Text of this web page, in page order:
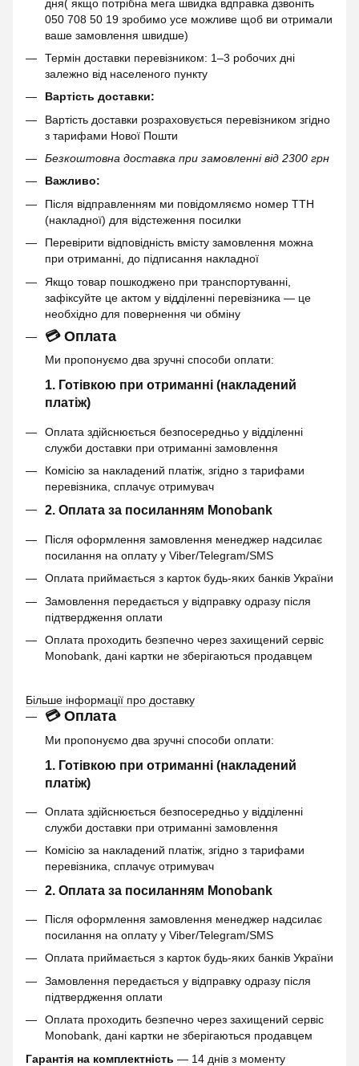
дня( якщо потрібна мега швидка вдправка дзвоніть
050 708 50 19 зробимо усе можливе щоб ви отримали
ваше замовлення швидше)
Термін доставки перевізником: 1–3 робочих дні
залежно від населеного пункту
Вартість доставки:
Вартість доставки розраховується перевізником згідно
з тарифами Нової Пошти
Безкоштовна доставка при замовленні від 2300 грн
Важливо:
Після відправленням ми повідомляємо номер ТТН
(накладної) для відстеження посилки
Перевірити відповідність вмісту замовлення можна
при отриманні, до підписання накладної
Якщо товар пошкоджено при транспортуванні,
зафіксуйте це актом у відділенні перевізника — це
необхідно для повернення чи обміну
💳 Оплата
Ми пропонуємо два зручні способи оплати:
1. Готівкою при отриманні (накладений
платіж)
Оплата здійснюється безпосередньо у відділенні
служби доставки при отриманні замовлення
Комісію за накладений платіж, згідно з тарифами
перевізника, сплачує отримувач
2. Оплата за посиланням Monobank
Після оформлення замовлення менеджер надсилає
посилання на оплату у Viber/Telegram/SMS
Оплата приймається з карток будь-яких банків України
Замовлення передається у відправку одразу після
підтвердження оплати
Оплата проходить безпечно через захищений сервіс
Monobank, дані картки не зберігаються продавцем
Більше інформації про доставку
💳 Оплата
Ми пропонуємо два зручні способи оплати:
1. Готівкою при отриманні (накладений
платіж)
Оплата здійснюється безпосередньо у відділенні
служби доставки при отриманні замовлення
Комісію за накладений платіж, згідно з тарифами
перевізника, сплачує отримувач
2. Оплата за посиланням Monobank
Після оформлення замовлення менеджер надсилає
посилання на оплату у Viber/Telegram/SMS
Оплата приймається з карток будь-яких банків України
Замовлення передається у відправку одразу після
підтвердження оплати
Оплата проходить безпечно через захищений сервіс
Monobank, дані картки не зберігаються продавцем
Гарантія на комплектність — 14 днів з моменту